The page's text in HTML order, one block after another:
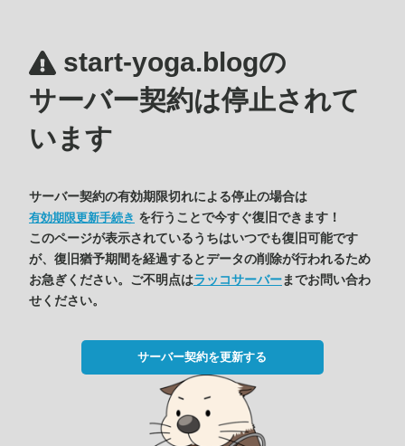
start-yoga.blogの
サーバー契約は停止されて
います
サーバー契約の有効期限切れによる停止の場合は
有効期限更新手続き を行うことで今すぐ復旧できます！
このページが表示されているうちはいつでも復旧可能です
が、復旧猶予期間を経過するとデータの削除が行われるため
お急ぎください。ご不明点はラッコサーバーまでお問い合わ
せください。
サーバー契約を更新する